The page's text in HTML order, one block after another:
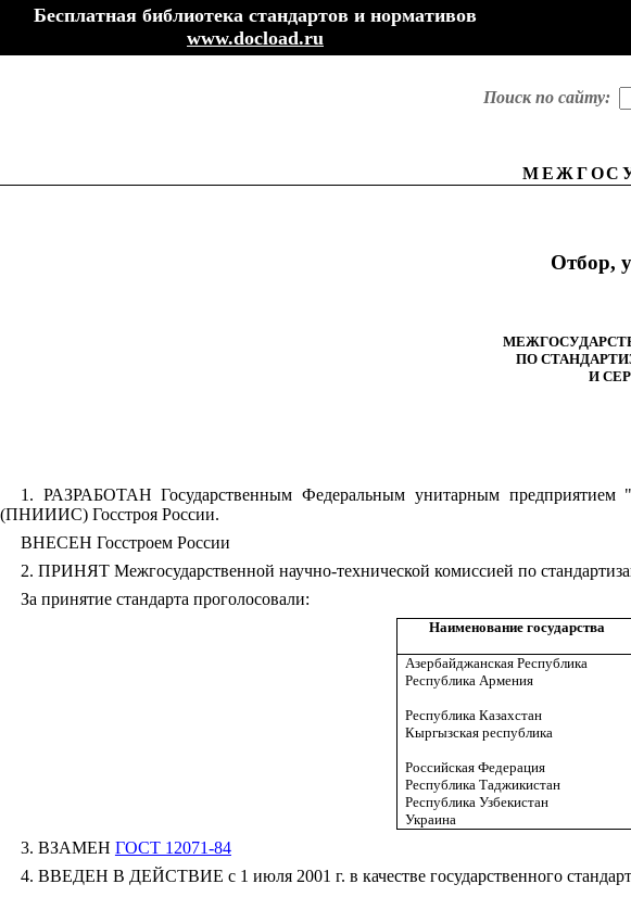
Бесплатная библиотека стандартов и нормативов
www.docload.ru
Поиск по сайту:
Отбор,
ПО
И
1. РАЗРАБОТАН Государственным Федеральным унитарным предприятием
(ПНИИИС) Госстроя России.
ВНЕСЕН Госстроем России
2. ПРИНЯТ Межгосударственной научно-технической комиссией по
За принятие стандарта проголосовали:
Наименование государства
Азербайджанская Республика
Республика Армения
Республика Казахстан
Кыргызская республика
Российская Федерация
Республика Таджикистан
Республика Узбекистан
Украина
3. ВЗАМЕН ГОСТ 12071-84
4. ВВЕДЕН В ДЕЙСТВИЕ с 1 июля 2001 г. в качестве государственного